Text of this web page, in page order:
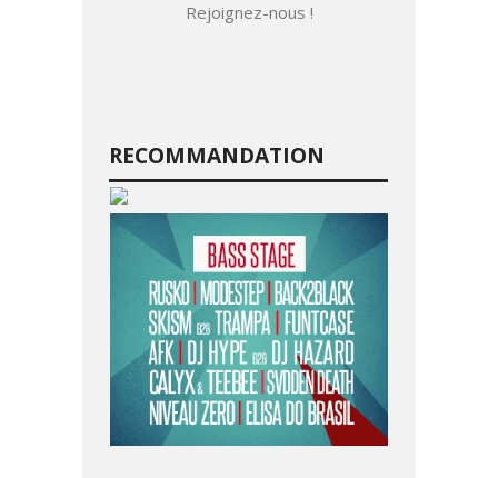
Rejoignez-nous !
RECOMMANDATION